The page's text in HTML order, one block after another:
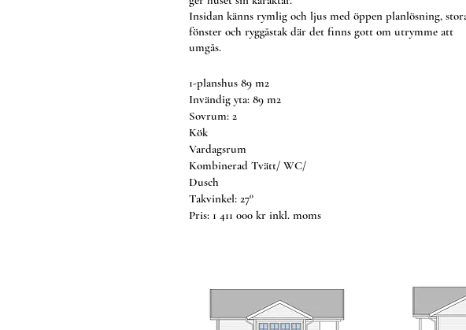
Insidan känns rymlig och ljus med öppen planlösning,
fönster och ryggåstak där det finns gott om utrymme att
umgås.
1-planshus 89 m2
Invändig yta: 89 m2
Sovrum: 2
Kök
Vardagsrum
Kombinerad Tvätt/ WC/
Dusch
Takvinkel: 27°
Pris: 1 411 000 kr inkl. moms